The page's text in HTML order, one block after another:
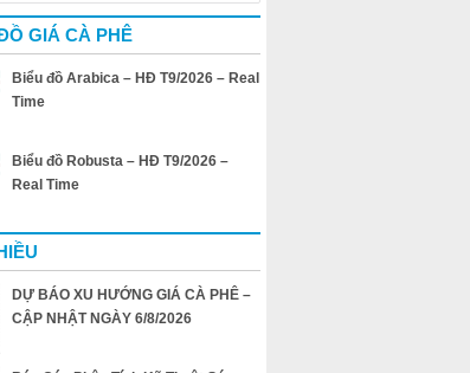
GIÁ CÀ PHÊ
Biểu đồ Arabica – HĐ T9/2026 – Real
Time
Biểu đồ Robusta – HĐ T9/2026 –
Real Time
DỰ BÁO XU HƯỚNG GIÁ CÀ PHÊ –
CẬP NHẬT NGÀY 6/8/2026